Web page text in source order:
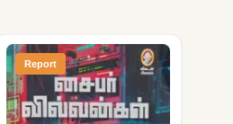
Report